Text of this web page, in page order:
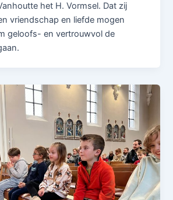
het H. Vormsel. Dat zij
vriendschap en liefde mogen
geloofs- en vertrouwvol de